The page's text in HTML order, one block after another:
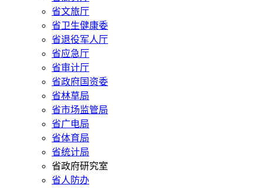
省文旅厅
省卫生健康委
省退役军人厅
省应急厅
省审计厅
省政府国资委
省林草局
省市场监管局
省广电局
省体育局
省统计局
省政府研究室
省人防办